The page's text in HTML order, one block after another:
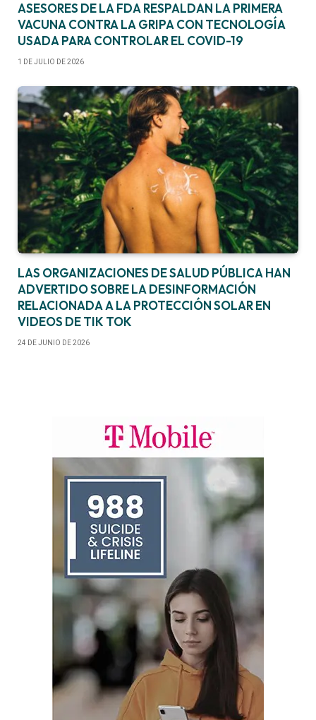
ASESORES DE LA FDA RESPALDAN LA PRIMERA
VACUNA CONTRA LA GRIPA CON TECNOLOGÍA
USADA PARA CONTROLAR EL COVID-19
1 DE JULIO DE 2026
LAS ORGANIZACIONES DE SALUD PÚBLICA HAN
ADVERTIDO SOBRE LA DESINFORMACIÓN
RELACIONADA A LA PROTECCIÓN SOLAR EN
VIDEOS DE TIK TOK
24 DE JUNIO DE 2026